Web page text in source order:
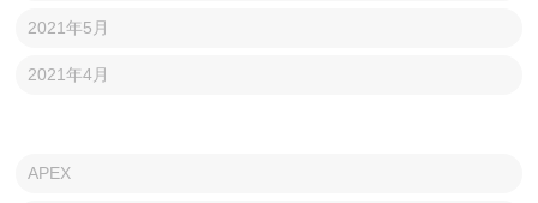
2021年5月
2021年4月
APEX